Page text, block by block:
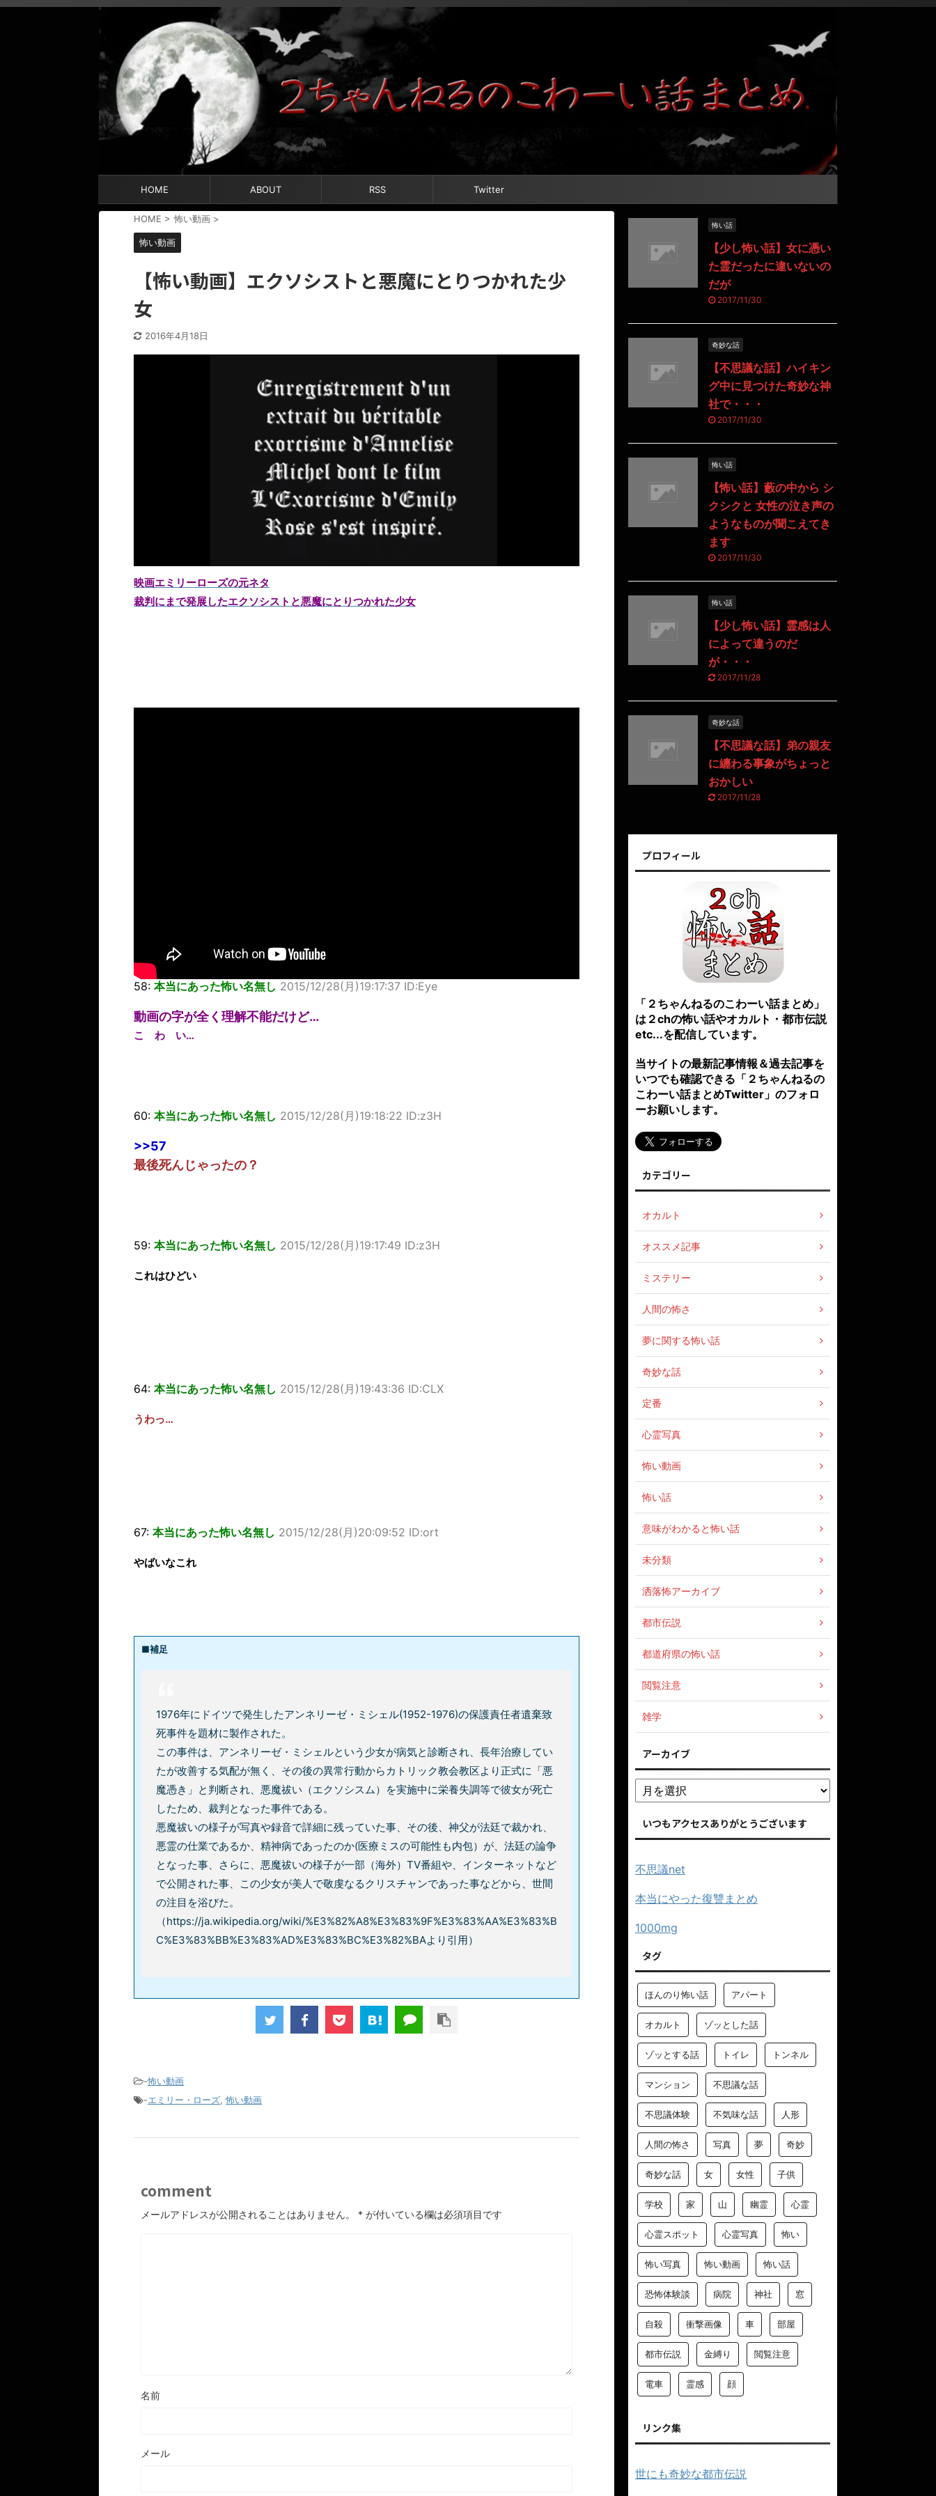
HOME ABOUT RSS Twitter
HOME > 怖い動画 >
怖い動画
【怖い動画】エクソシストと悪魔にとりつかれた少
女
2016年4月18日
映画エミリーローズの元ネタ
裁判にまで発展したエクソシストと悪魔にとりつかれた少女
58: 本当にあった怖い名無し 2015/12/28(月)19:17:37 ID:Eye
動画の字が全く理解不能だけど…
こ わ い…
60: 本当にあった怖い名無し 2015/12/28(月)19:18:22 ID:z3H
>>57
最後死んじゃったの？
59: 本当にあった怖い名無し 2015/12/28(月)19:17:49 ID:z3H
これはひどい
64: 本当にあった怖い名無し 2015/12/28(月)19:43:36 ID:CLX
うわっ…
67: 本当にあった怖い名無し 2015/12/28(月)20:09:52 ID:ort
やばいなこれ
■補足
1976年にドイツで発生したアンネリーゼ・ミシェル(1952-1976)の保護責任者遺棄致
死事件を題材に製作された。
この事件は、アンネリーゼ・ミシェルという少女が病気と診断され、長年治療してい
たが改善する気配が無く、その後の異常行動からカトリック教会教区より正式に「悪
魔憑き」と判断され、悪魔祓い（エクソシスム）を実施中に栄養失調等で彼女が死亡
したため、裁判となった事件である。
悪魔祓いの様子が写真や録音で詳細に残っていた事、その後、神父が法廷で裁かれ、
悪霊の仕業であるか、精神病であったのか(医療ミスの可能性も内包）が、法廷の論争
となった事、さらに、悪魔祓いの様子が一部（海外）TV番組や、インターネットなど
で公開された事、この少女が美人で敬虔なるクリスチャンであった事などから、世間
の注目を浴びた。
（https://ja.wikipedia.org/wiki/%E3%82%A8%E3%83%9F%E3%83%AA%E3%83%B
C%E3%83%BB%E3%83%AD%E3%83%BC%E3%82%BAより引用）
-怖い動画
-エミリー・ローズ,怖い動画
comment
メールアドレスが公開されることはありません。 * が付いている欄は必須項目です
名前
メール
怖い話
【少し怖い話】女に憑い
た霊だったに違いないの
だが
2017/11/30
奇妙な話
【不思議な話】ハイキン
グ中に見つけた奇妙な神
社で・・・
2017/11/30
怖い話
【怖い話】藪の中から シ
クシクと 女性の泣き声の
ようなものが聞こえてき
ます
2017/11/30
怖い話
【少し怖い話】霊感は人
によって違うのだ
が・・・
2017/11/28
奇妙な話
【不思議な話】弟の親友
に纏わる事象がちょっと
おかしい
2017/11/28
プロフィール
「２ちゃんねるのこわーい話まとめ」
は２chの怖い話やオカルト・都市伝説
etc...を配信しています。
当サイトの最新記事情報＆過去記事を
いつでも確認できる「２ちゃんねるの
こわーい話まとめTwitter」のフォロ
ーお願いします。
カテゴリー
オカルト
オススメ記事
ミステリー
人間の怖さ
夢に関する怖い話
奇妙な話
定番
心霊写真
怖い動画
怖い話
意味がわかると怖い話
未分類
洒落怖アーカイブ
都市伝説
都道府県の怖い話
閲覧注意
雑学
アーカイブ
いつもアクセスありがとうございます
不思議net
本当にやった復讐まとめ
1000mg
タグ
ほんのり怖い話 アパート
オカルト ゾッとした話
ゾッとする話 トイレ トンネル
マンション 不思議な話
不思議体験 不気味な話 人形
人間の怖さ 写真 夢 奇妙
奇妙な話 女 女性 子供
学校 家 山 幽霊 心霊
心霊スポット 心霊写真 怖い
怖い写真 怖い動画 怖い話
恐怖体験談 病院 神社 窓
自殺 衝撃画像 車 部屋
都市伝説 金縛り 閲覧注意
電車 霊感 顔
リンク集
世にも奇妙な都市伝説